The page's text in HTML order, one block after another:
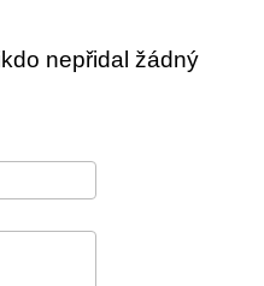
nepřidal žádný